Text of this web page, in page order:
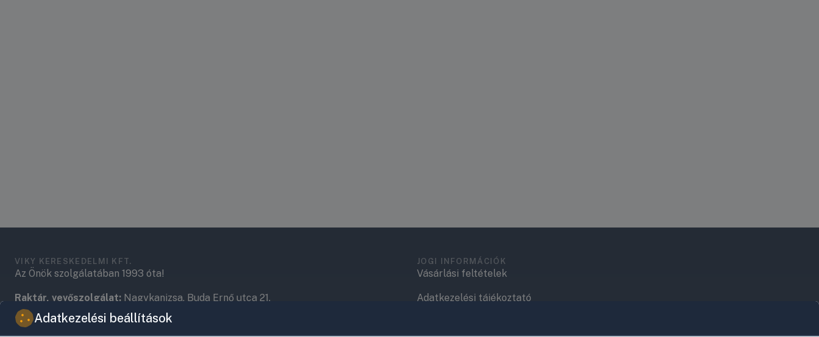
VIKY KERESKEDELMI KFT.
Az Önök szolgálatában 1993 óta!
Raktár, vevőszolgálat: Nagykanizsa, Buda Ernő utca 21.
Központ (nem vevőszolgálat): Nagykanizsa, Récsei út 3.
JOGI INFORMÁCIÓK
Vásárlási feltételek
Adatkezelési tájékoztató
Adatkezelési beállítások